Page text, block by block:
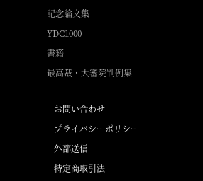
記念論文集
YDC1000
書籍
最高裁・大審院判例集
お問い合わせ
プライバシーポリシー
外部送信
特定商取引法